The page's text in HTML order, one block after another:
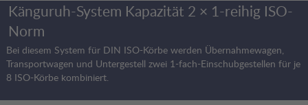
Känguruh-System Kapazität 2 × 1-reihig ISO-
Norm
Bei diesem System für DIN ISO-Körbe werden Übernahmewagen,
Transportwagen und Untergestell zwei 1-fach-Einschubgestellen für je
8 ISO-Körbe kombiniert.